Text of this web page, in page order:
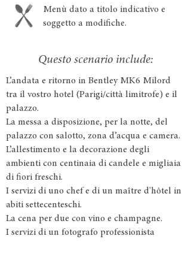
Menù dato a titolo indicativo e
soggetto a modifiche.
Questo scenario include:
L’andata e ritorno in Bentley MK6 Milord
tra il vostro hotel (Parigi/città limitrofe) e il
palazzo.
La messa a disposizione, per la notte, del
palazzo con salotto, zona d’acqua e camera.
L’allestimento e la decorazione degli
ambienti con centinaia di candele e migliaia
di fiori freschi.
I servizi di uno chef e di un maître d'hôtel in
abiti settecenteschi.
La cena per due con vino e champagne.
I servizi di un fotografo professionista